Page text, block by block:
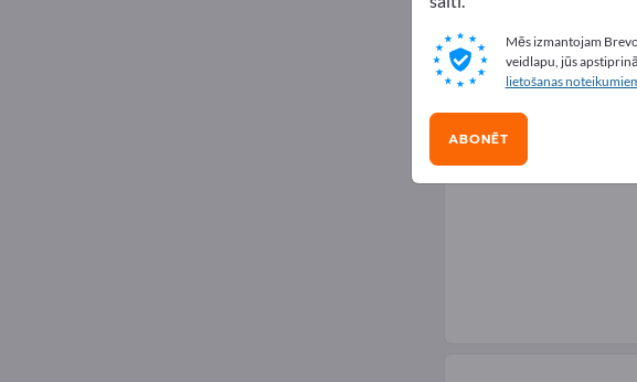
Plastmasas
Mēs izmantojam
veidlapu, jūs
lietošanas
ABONĒT